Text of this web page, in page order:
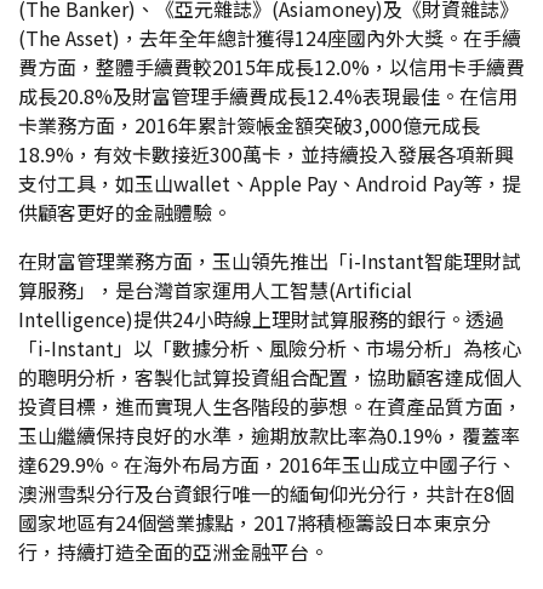
(The Banker)、《亞元雜誌》(Asiamoney)及《財資雜誌》
(The Asset)，去年全年總計獲得124座國內外大獎。在手續
費方面，整體手續費較2015年成長12.0%，以信用卡手續費
成長20.8%及財富管理手續費成長12.4%表現最佳。在信用
卡業務方面，2016年累計簽帳金額突破3,000億元成長
18.9%，有效卡數接近300萬卡，並持續投入發展各項新興
支付工具，如玉山wallet、Apple Pay、Android Pay等，提
供顧客更好的金融體驗。
在財富管理業務方面，玉山領先推出「i-Instant智能理財試
算服務」，是台灣首家運用人工智慧(Artificial
Intelligence)提供24小時線上理財試算服務的銀行。透過
「i-Instant」以「數據分析、風險分析、市場分析」為核心
的聰明分析，客製化試算投資組合配置，協助顧客達成個人
投資目標，進而實現人生各階段的夢想。在資產品質方面，
玉山繼續保持良好的水準，逾期放款比率為0.19%，覆蓋率
達629.9%。在海外布局方面，2016年玉山成立中國子行、
澳洲雪梨分行及台資銀行唯一的緬甸仰光分行，共計在8個
國家地區有24個營業據點，2017將積極籌設日本東京分
行，持續打造全面的亞洲金融平台。